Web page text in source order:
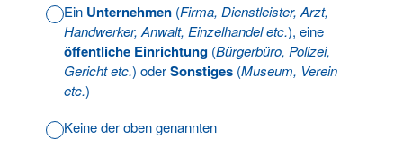
Ein Unternehmen (Firma, Dienstleister, Arzt,
Handwerker, Anwalt, Einzelhandel etc.), eine
öffentliche Einrichtung (Bürgerbüro, Polizei,
Gericht etc.) oderSonstiges (Museum, Verein
etc.)
Keine der oben genannten